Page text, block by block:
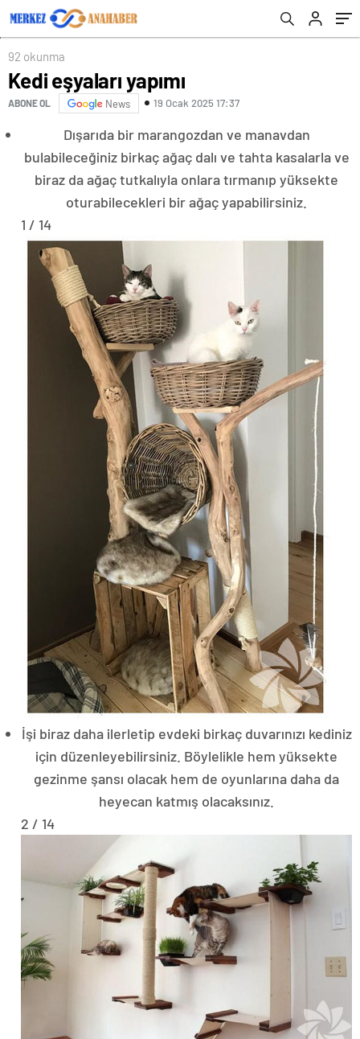
92 okunma
Kedi eşyaları yapımı
ABONE OL News 19 Ocak 2025 17:37
Dışarıda bir marangozdan ve manavdan
bulabileceğiniz birkaç ağaç dalı ve tahta kasalarla ve
biraz da ağaç tutkalıyla onlara tırmanıp yüksekte
oturabilecekleri bir ağaç yapabilirsiniz.
1 / 14
İşi biraz daha ilerletip evdeki birkaç duvarınızı kediniz
için düzenleyebilirsiniz. Böylelikle hem yüksekte
gezinme şansı olacak hem de oyunlarına daha da
heyecan katmış olacaksınız.
2 / 14